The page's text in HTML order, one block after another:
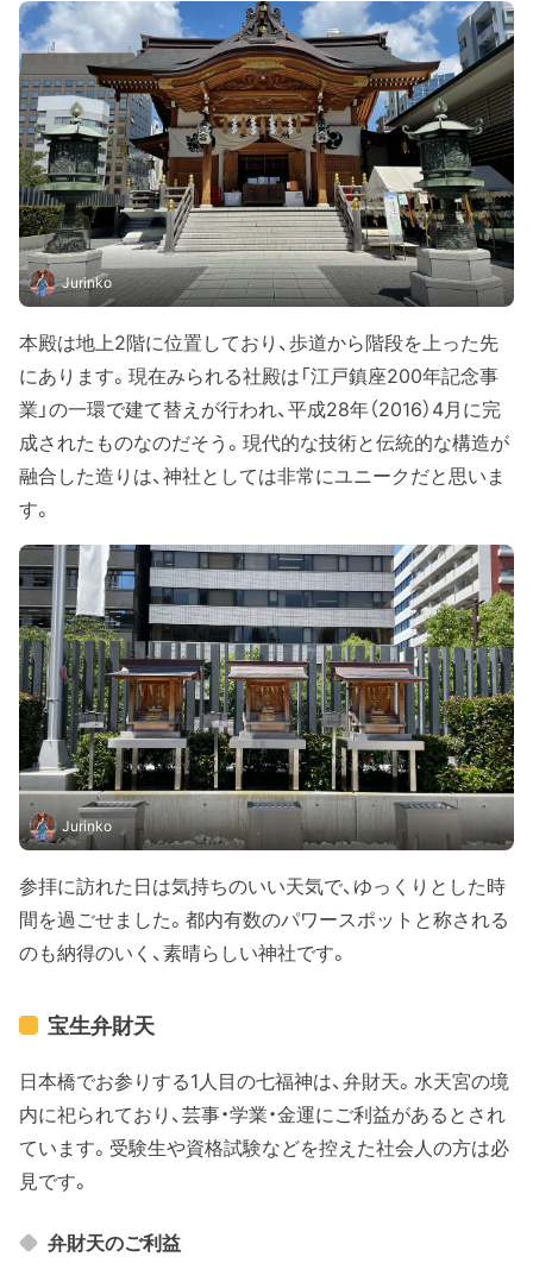
Jurinko
本殿は地上2階に位置しており、歩道から階段を上った先
にあります。現在みられる社殿は「江戸鎮座200年記念事
業」の一環で建て替えが行われ、平成28年（2016）4月に完
成されたものなのだそう。現代的な技術と伝統的な構造が
融合した造りは、神社としては非常にユニークだと思いま
す。
Jurinko
参拝に訪れた日は気持ちのいい天気で、ゆっくりとした時
間を過ごせました。都内有数のパワースポットと称される
のも納得のいく、素晴らしい神社です。
宝生弁財天
日本橋でお参りする1人目の七福神は、弁財天。水天宮の境
内に祀られており、芸事・学業・金運にご利益があるとされ
ています。受験生や資格試験などを控えた社会人の方は必
見です。
弁財天のご利益